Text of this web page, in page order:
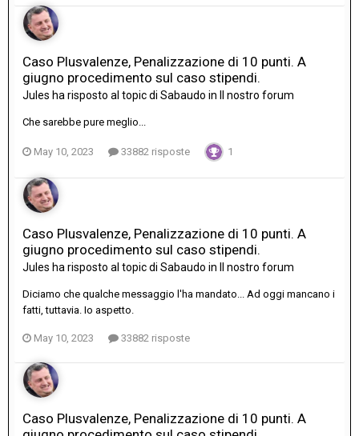
Caso Plusvalenze, Penalizzazione di 10 punti. A
giugno procedimento sul caso stipendi.
Jules ha risposto al topic di Sabaudo in Il nostro forum
Che sarebbe pure meglio...
May 10, 2023 33882 risposte 1
Caso Plusvalenze, Penalizzazione di 10 punti. A
giugno procedimento sul caso stipendi.
Jules ha risposto al topic di Sabaudo in Il nostro forum
Diciamo che qualche messaggio l'ha mandato... Ad oggi mancano i
fatti, tuttavia. Io aspetto.
May 10, 2023 33882 risposte
Caso Plusvalenze, Penalizzazione di 10 punti. A